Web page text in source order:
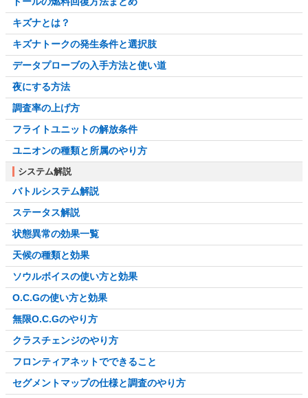
キズナとは？
キズナトークの発生条件と選択肢
データプローブの入手方法と使い道
夜にする方法
調査率の上げ方
フライトユニットの解放条件
ユニオンの種類と所属のやり方
システム解説
バトルシステム解説
ステータス解説
状態異常の効果一覧
天候の種類と効果
ソウルボイスの使い方と効果
O.C.Gの使い方と効果
無限O.C.Gのやり方
クラスチェンジのやり方
フロンティアネットでできること
セグメントマップの仕様と調査のやり方